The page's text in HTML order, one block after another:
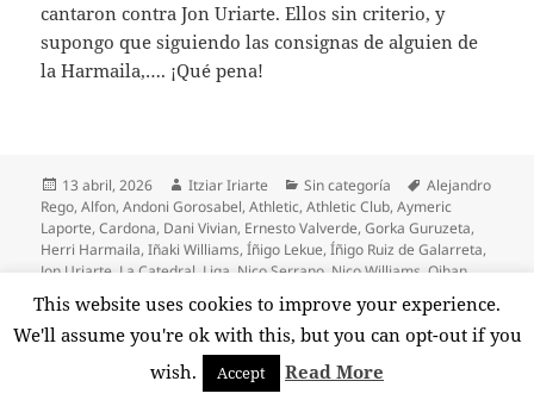
cantaron contra Jon Uriarte. Ellos sin criterio, y
supongo que siguiendo las consignas de alguien de
la Harmaila,…. ¡Qué pena!
Publicado
el
13 abril, 2026 Autor
Itziar Iriarte Categorías
Sin categoría Etiquetas
Alejandro
Rego,Alfon,Andoni Gorosabel,Athletic,Athletic Club,Aymeric
Laporte,Cardona, Dani Vivian, Ernesto Valverde,Gorka Guruzeta,
Herri Harmaila,Iñaki Williams,Íñigo Lekue,Íñigo Ruiz de Galarreta,
Jon Uriarte La Catedral Liga Nico Serrano Nico Williams ,Oihan
Sancet
Robert Navarro San Mamés,
Unai
Simón,Villarreal,Yuri Berchiche 22 comentariosen Pintan bastos en
This website uses cookies to improve your experience.
We'll assume you're ok with this, but you can opt-out if you
wish.
Accept Read More